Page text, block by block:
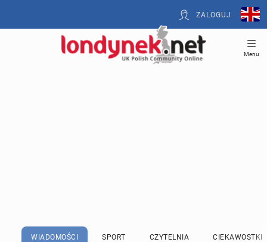
ZALOGUJ
Menu
WIADOMOŚCI SPORT CZYTELNIA CIEKAWOSTKI